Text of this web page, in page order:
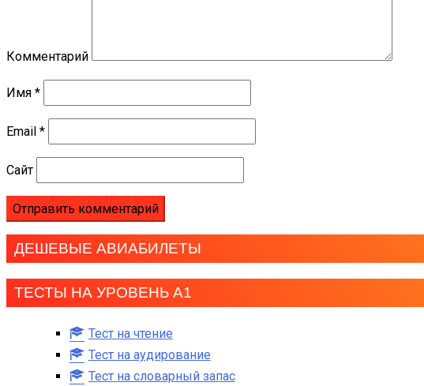
Комментарий
Имя *
Email *
Сайт
ДЕШЕВЫЕ АВИАБИЛЕТЫ
ТЕСТЫ НА УРОВЕНЬ А1
Тест на чтение
Тест на аудирование
Тест на словарный запас